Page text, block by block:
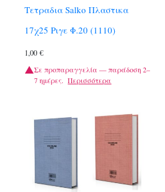
Τετραδια Salko Πλαστικα
17χ25 Ριγε Φ.20 (1110)
1,00€
Σε προπαραγγελία — παράδοση 2–
7 ημέρες. Περισσότερα